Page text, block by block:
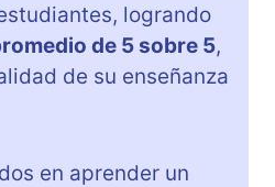
logrando
de 5 sobre 5,
de su enseñanza
en aprender un